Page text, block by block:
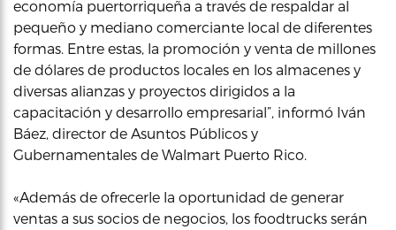
economía puertorriqueña a través de respaldar al
pequeño y mediano comerciante local de diferentes
formas. Entre estas, la promoción y venta de millones
de dólares de productos locales en los almacenes y
diversas alianzas y proyectos dirigidos a la
capacitación y desarrollo empresarial”, informó Iván
Báez, director de Asuntos Públicos y
Gubernamentales de Walmart Puerto Rico.
«Además de ofrecerle la oportunidad de generar
ventas a sus socios de negocios, los foodtrucks serán